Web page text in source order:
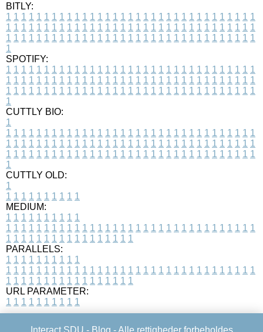
BITLY:
1 1 1 1 1 1 1 1 1 1 1 1 1 1 1 1 1 1 1 1 1 1 1 1 1 1 1 1 1 1 1 1 1
1 1 1 1 1 1 1 1 1 1 1 1 1 1 1 1 1 1 1 1 1 1 1 1 1 1 1 1 1 1 1 1 1
1 1 1 1 1 1 1 1 1 1 1 1 1 1 1 1 1 1 1 1 1 1 1 1 1 1 1 1 1 1 1 1 1
1
SPOTIFY:
1 1 1 1 1 1 1 1 1 1 1 1 1 1 1 1 1 1 1 1 1 1 1 1 1 1 1 1 1 1 1 1 1
1 1 1 1 1 1 1 1 1 1 1 1 1 1 1 1 1 1 1 1 1 1 1 1 1 1 1 1 1 1 1 1 1
1 1 1 1 1 1 1 1 1 1 1 1 1 1 1 1 1 1 1 1 1 1 1 1 1 1 1 1 1 1 1 1 1
1
CUTTLY BIO:
1
1 1 1 1 1 1 1 1 1 1 1 1 1 1 1 1 1 1 1 1 1 1 1 1 1 1 1 1 1 1 1 1 1
1 1 1 1 1 1 1 1 1 1 1 1 1 1 1 1 1 1 1 1 1 1 1 1 1 1 1 1 1 1 1 1 1
1 1 1 1 1 1 1 1 1 1 1 1 1 1 1 1 1 1 1 1 1 1 1 1 1 1 1 1 1 1 1 1 1
1
CUTTLY OLD:
1
1 1 1 1 1 1 1 1 1 1
MEDIUM:
1 1 1 1 1 1 1 1 1 1
1 1 1 1 1 1 1 1 1 1 1 1 1 1 1 1 1 1 1 1 1 1 1 1 1 1 1 1 1 1 1 1 1
1 1 1 1 1 1 1 1 1 1 1 1 1 1 1 1 1
PARALLELS:
1 1 1 1 1 1 1 1 1 1
1 1 1 1 1 1 1 1 1 1 1 1 1 1 1 1 1 1 1 1 1 1 1 1 1 1 1 1 1 1 1 1 1
1 1 1 1 1 1 1 1 1 1 1 1 1 1 1 1 1
URL PARAMETER:
1 1 1 1 1 1 1 1 1 1
Interact SDU - Blog - Alle rettigheder forbeholdes